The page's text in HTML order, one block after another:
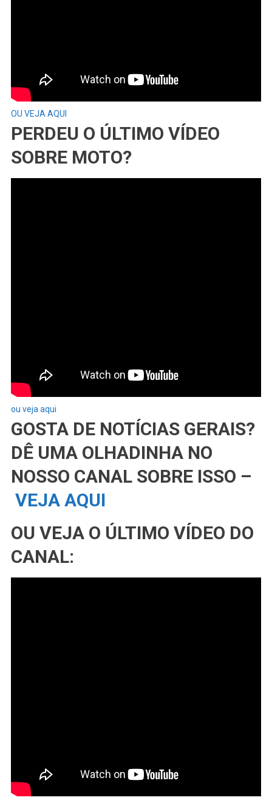
OU VEJA AQUI
PERDEU O ÚLTIMO VÍDEO
SOBRE MOTO?
ou veja aqui
GOSTA DE NOTÍCIAS GERAIS?
DÊ UMA OLHADINHA NO
NOSSO CANAL SOBRE ISSO –
VEJA AQUI
OU VEJA O ÚLTIMO VÍDEO DO
CANAL: